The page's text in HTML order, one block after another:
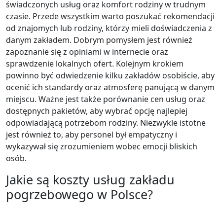
świadczonych usług oraz komfort rodziny w trudnym
czasie. Przede wszystkim warto poszukać rekomendacji
od znajomych lub rodziny, którzy mieli doświadczenia z
danym zakładem. Dobrym pomysłem jest również
zapoznanie się z opiniami w internecie oraz
sprawdzenie lokalnych ofert. Kolejnym krokiem
powinno być odwiedzenie kilku zakładów osobiście, aby
ocenić ich standardy oraz atmosferę panującą w danym
miejscu. Ważne jest także porównanie cen usług oraz
dostępnych pakietów, aby wybrać opcję najlepiej
odpowiadającą potrzebom rodziny. Niezwykle istotne
jest również to, aby personel był empatyczny i
wykazywał się zrozumieniem wobec emocji bliskich
osób.
Jakie są koszty usług zakładu
pogrzebowego w Polsce?